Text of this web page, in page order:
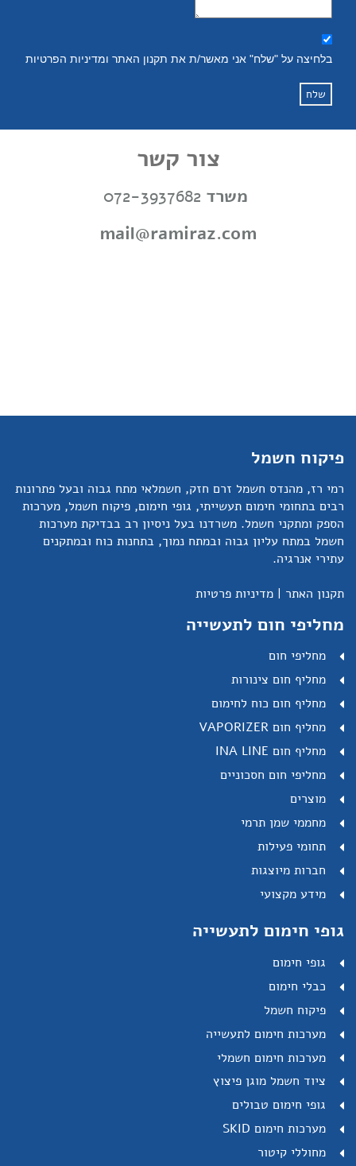
בלחיצה על "שלח" אני מאשר/ת את תקנון האתר ומדיניות הפרטיות
שלח
צור קשר
משרד 072-3937682
mail@ramiraz.com
פיקוח חשמל
רמי רז, מהנדס חשמל זרם חזק, חשמלאי מתח גבוה ובעל פתרונות
רבים בתחומי חימום תעשייתי, גופי חימום, פיקוח חשמל, מערכות
הספק ומתקני חשמל. משרדנו בעל ניסיון רב בבדיקת מערכות
חשמל במתח עליון גבוה ובמתח נמוך, בתחנות כוח ובמתקנים
עתירי אנרגיה.
תקנון האתר | מדיניות פרטיות
מחליפי חום לתעשייה
מחליפי חום
מחליף חום צינורות
מחליף חום כוח לחימום
מחליף חום VAPORIZER
מחליף חום INA LINE
מחליפי חום חסכוניים
מוצרים
מחממי שמן תרמי
תחומי פעילות
חברות מיוצגות
מידע מקצועי
גופי חימום לתעשייה
גופי חימום
כבלי חימום
פיקוח חשמל
מערכות חימום לתעשייה
מערכות חימום חשמלי
ציוד חשמל מוגן פיצוץ
גופי חימום טבולים
מערכות חימום SKID
מחוללי קיטור